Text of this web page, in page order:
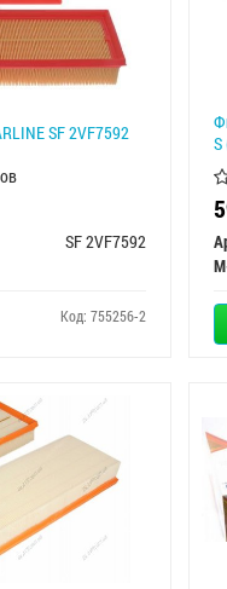
SF 2VF7592
SF 2VF7592
Код: 755256-2